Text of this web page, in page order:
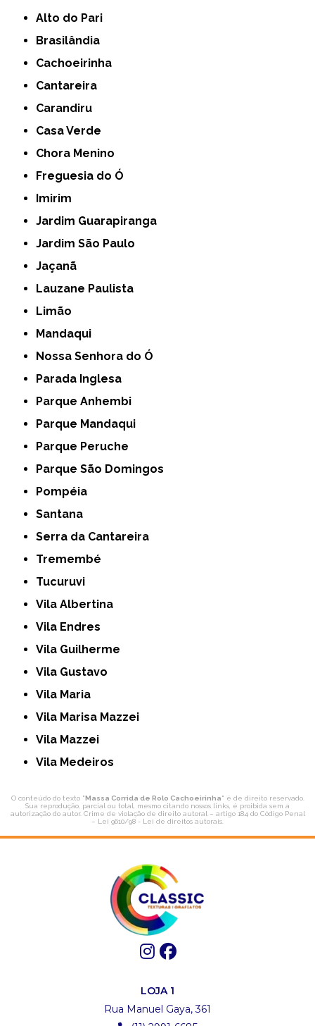
Alto do Pari
Brasilândia
Cachoeirinha
Cantareira
Carandiru
Casa Verde
Chora Menino
Freguesia do Ó
Imirim
Jardim Guarapiranga
Jardim São Paulo
Jaçanã
Lauzane Paulista
Limão
Mandaqui
Nossa Senhora do Ó
Parada Inglesa
Parque Anhembi
Parque Mandaqui
Parque Peruche
Parque São Domingos
Pompéia
Santana
Serra da Cantareira
Tremembé
Tucuruvi
Vila Albertina
Vila Endres
Vila Guilherme
Vila Gustavo
Vila Maria
Vila Marisa Mazzei
Vila Mazzei
Vila Medeiros
O conteúdo do texto "Massa Corrida de Rolo Cachoeirinha" é de direito reservado.
Sua reprodução, parcial ou total, mesmo citando nossos links, é proibida sem a
autorização do autor. Crime de violação de direito autoral – artigo 184 do Código Penal
– Lei 9610/98 - Lei de direitos autorais
LOJA 1
Rua Manuel Gaya, 361